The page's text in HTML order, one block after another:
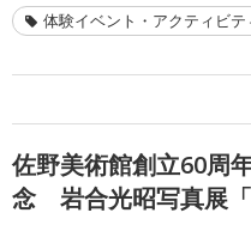
体験イベント・アクティビテ
佐野美術館創立60周
念 岩合光昭写真展「